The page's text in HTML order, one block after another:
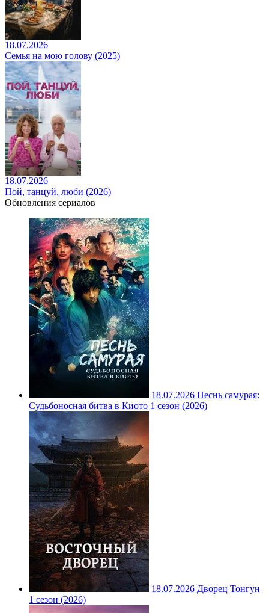
18.07.2026
Семья на мою голову (2025)
18.07.2026
Пой, танцуй, люби (2026)
Обновления сериалов
18.07.2026 Песнь самурая:
Судьбоносная битва в Киото 1 сезон (2026)
18.07.2026 Дворец Тонгун
1 сезон (2026)